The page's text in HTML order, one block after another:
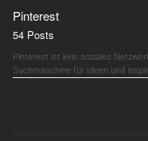
Pinterest
54 Posts
Pinterest ist kein soziales
Suchmaschine für Ideen und